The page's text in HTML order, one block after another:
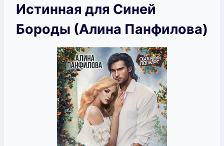
Истинная для Синей
Бороды (Алина Панфилова)